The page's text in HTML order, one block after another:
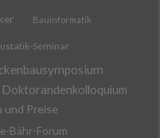
Bauinformatik
Seminar
Doktorandenkolloquium
und Preise
Bähr-Forum